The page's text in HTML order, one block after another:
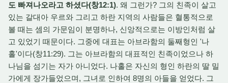
도 빠져나오라고 하셨다(창12:1). 왜 그런가? 그의 친족이 살고
있는 갈대아 우르와 그리고 하란 지역의 사람들은 혈통적으로
볼 때는 셈의 가문임이 분명하나, 신앙적으로는 이방인처럼 살
고 있었기 때문이다. 그중에 대표는 아브라함의 둘째형인 '나
홀'이다(창11:29). 그는 아브라함의 대표적인 친족이었으나 하
나님을 섬기는 자가 아니었다. 나홀은 자신의 형인 하란의 딸 밀
가에게 장가들었으며, 그녀로 인하여 8명의 아들을 얻었다. 그